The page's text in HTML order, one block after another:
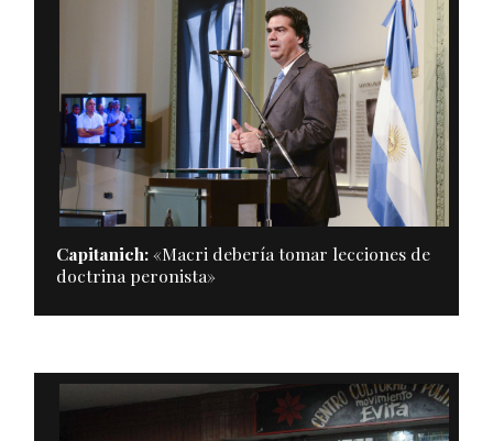
Capitanich:«Macri debería tomar lecciones de
doctrina peronista»